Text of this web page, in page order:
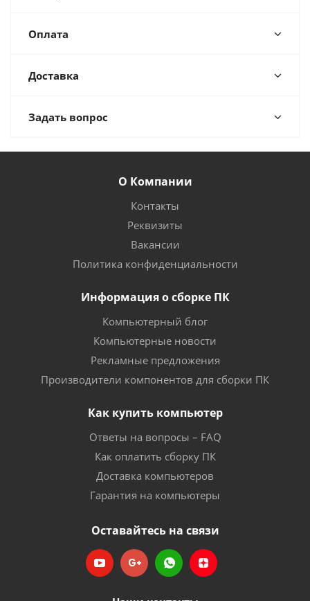
Оплата
Доставка
Задать вопрос
О Компании
Контакты
Реквизиты
Вакансии
Политика конфиденциальности
Информация о сборке ПК
Компьютерный блог
Компьютерные новости
Рекламные предложения
Производители компонентов для сборки ПК
Как купить компьютер
Ответы на вопросы – FAQ
Как оплатить сборку ПК
Доставка компьютеров
Гарантия на компьютеры
Оставайтесь на связи